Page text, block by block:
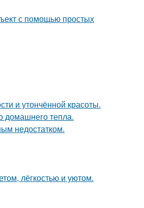
с помощью простых
и утончённой красоты.
домашнего тепла.
недостатком.
лёгкостью и уютом.